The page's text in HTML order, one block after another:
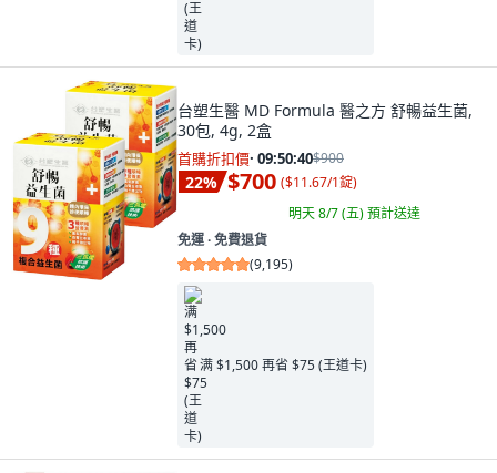
台塑生醫 MD Formula 醫之方 舒暢益生菌,
30包, 4g, 2盒
首購折扣價· 09:50:38$900
22% $700 ($11.67/1錠)
明天 8/7 (五)預計送達
免運 ∙ 免費退貨
(9,195)
满 $1,500 再省 $75 (王道卡)